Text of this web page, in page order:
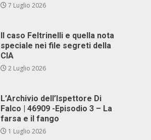
7 Luglio 2026
Il caso Feltrinelli e quella nota
speciale nei file segreti della
CIA
2 Luglio 2026
L’Archivio dell’Ispettore Di
Falco | 46909 -Episodio 3 – La
farsa e il fango
1 Luglio 2026